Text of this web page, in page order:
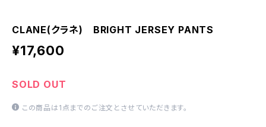
CLANE(クラネ) BRIGHT JERSEY PANTS
¥17,600
SOLD OUT
この商品は1点までのご注文とさせていただきます。